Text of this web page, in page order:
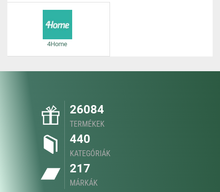
4Home
26084
TERMÉKEK
440
KATEGÓRIÁK
217
MÁRKÁK